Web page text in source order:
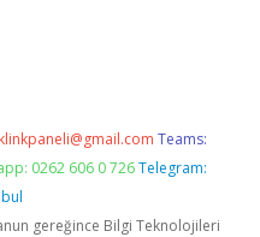
Teams:
0262 606 0 726 Telegram:
gereğince Bilgi Teknolojileri